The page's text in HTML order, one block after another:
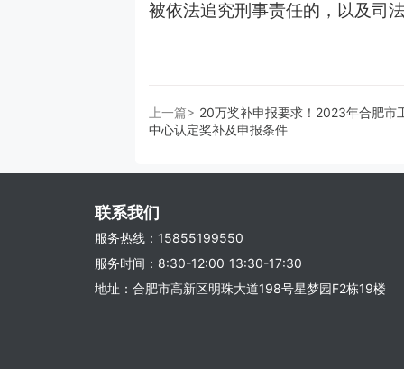
被依法追究刑事责任的，以及司
上一篇> 20万奖补申报要求！2023年合肥市
中心认定奖补及申报条件
联系我们
服务热线：15855199550
服务时间：8:30-12:00 13:30-17:30
地址：合肥市高新区明珠大道198号星梦园F2栋19楼